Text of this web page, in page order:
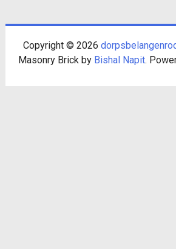
Copyright © 2026
Masonry Brick by Bishal Napit.